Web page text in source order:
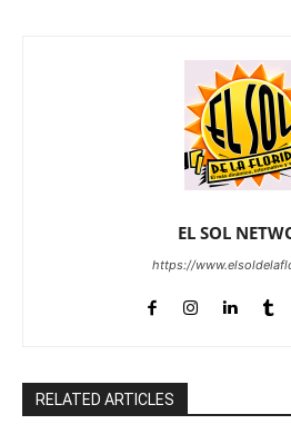
EL SOL
https://
RELATED ARTICLES